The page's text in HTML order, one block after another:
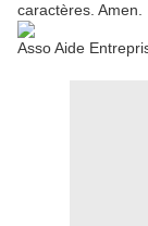
caractères. Amen.
Asso Aide